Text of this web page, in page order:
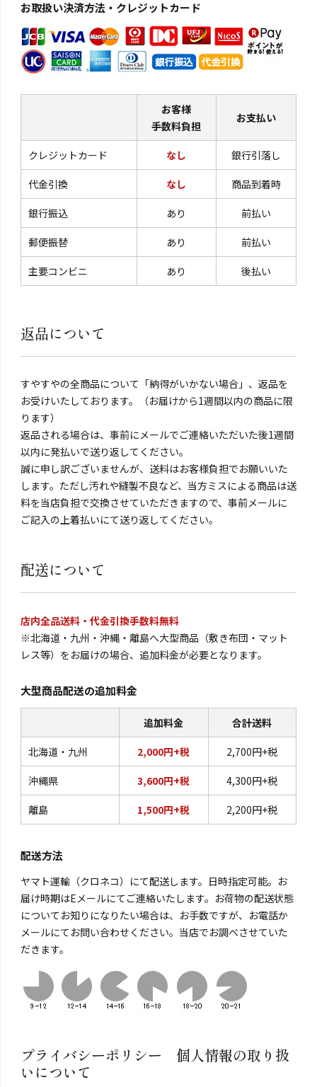
お取扱い決済方法・クレジットカード
お客様
手数料負担
お支払い
クレジットカード なし 銀行引落し
代金引換 なし 商品到着時
銀行振込 あり 前払い
郵便振替 あり 前払い
主要コンビニ あり 後払い
返品について
すやすやの全商品について「納得がいかない場合」、返品を
お受けいたしております。（お届けから1週間以内の商品に限
ります）
返品される場合は、事前にメールでご連絡いただいた後1週間
以内に発払いで送り返してください。
誠に申し訳ございませんが、送料はお客様負担でお願いいた
します。ただし汚れや縫製不良など、当方ミスによる商品は送
料を当店負担で交換させていただきますので、事前メールに
ご記入の上着払いにて送り返してください。
配送について
店内全品送料・代金引換手数料無料
※北海道・九州・沖縄・離島へ大型商品（敷き布団・マット
レス等）をお届けの場合、追加料金が必要となります。
大型商品配送の追加料金
追加料金 合計送料
北海道・九州 2,000円+税 2,700円+税
沖縄県 3,600円+税 4,300円+税
離島 1,500円+税 2,200円+税
配送方法
ヤマト運輸（クロネコ）にて配送します。日時指定可能。お
届け時期はEメールにてご連絡いたします。お荷物の配送状態
についてお知りになりたい場合は、お手数ですが、お電話か
メールにてお問い合わせください。当店でお調べさせていた
だきます。
プライバシーポリシー 個人情報の取り扱
いについて